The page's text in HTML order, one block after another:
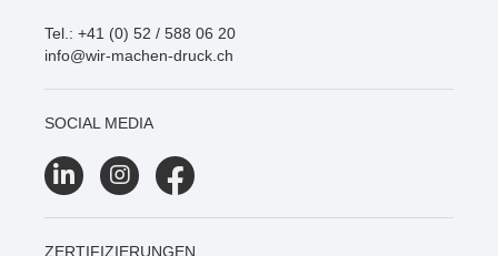
Tel.: +41 (0) 52 / 588 06 20
info@wir-machen-druck.ch
SOCIAL MEDIA
ZERTIFIZIERUNGEN